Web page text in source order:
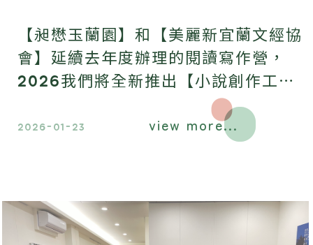
【昶懋玉蘭園】和【美麗新宜蘭文經協
會】延續去年度辦理的閱讀寫作營，
2026我們將全新推出【小說創作工作
坊】，由朱宥勳老師和謝宜安老師共同
主持，欲報從速。
2026-01-23 view more...